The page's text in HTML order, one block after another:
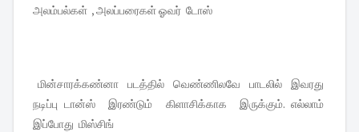
அலம்பல்கள் , அலப்பரைகள் ஓவர் டோஸ்
மின்சாரக்கண்னா படத்தில் வெண்ணிலவே பாடலில் இவரது
நடிப்பு டான்ஸ் இரண்டும் கிளாசிக்காக இருக்கும். எல்லாம்
இப்போது மிஸ்சிங்